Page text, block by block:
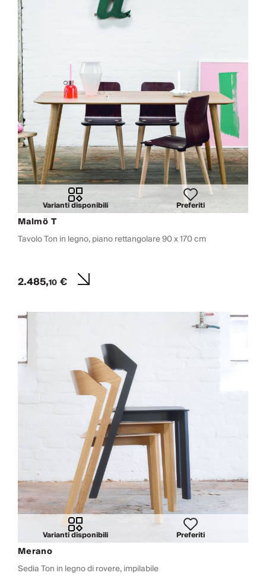
Varianti disponibili Preferiti
Malmö T
Tavolo Ton in legno, piano rettangolare 90 x 170 cm
2.485,10€
Varianti disponibili Preferiti
Merano
Sedia Ton in legno di rovere, impilabile